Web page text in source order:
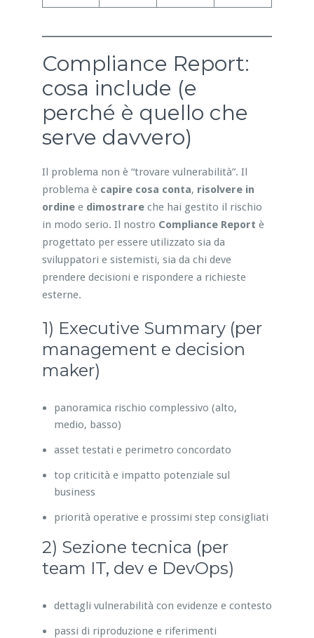
Compliance Report:
cosa include (e
perché è quello che
serve davvero)
Il problema non è “trovare vulnerabilità”. Il
problema è capire cosa conta, risolvere in
ordinee dimostrareche hai gestito il rischio
in modo serio. Il nostro Compliance Report è
progettato per essere utilizzato sia da
sviluppatori e sistemisti, sia da chi deve
prendere decisioni e rispondere a richieste
esterne.
1) Executive Summary (per
management e decision
maker)
panoramica rischio complessivo (alto,
medio, basso)
asset testati e perimetro concordato
top criticità e impatto potenziale sul
business
priorità operative e prossimi step consigliati
2) Sezione tecnica (per
team IT, dev e DevOps)
dettagli vulnerabilità con evidenze e contesto
passi di riproduzione e riferimenti